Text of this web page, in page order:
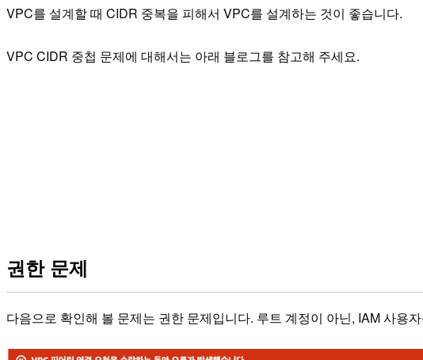
VPC를 설계할 때 CIDR 중복을 피해서 VPC를 설계하는 것이 좋습니다.
VPC CIDR 중첩 문제에 대해서는 아래 블로그를 참고해 주세요.
권한 문제
다음으로 확인해 볼 문제는 권한 문제입니다. 루트 계정이 아닌, IAM 사용